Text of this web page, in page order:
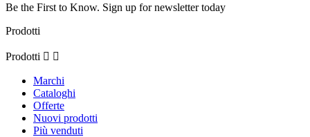
Be the First to Know. Sign up for newsletter today
Prodotti
Prodotti  
Marchi
Cataloghi
Offerte
Nuovi prodotti
Più venduti